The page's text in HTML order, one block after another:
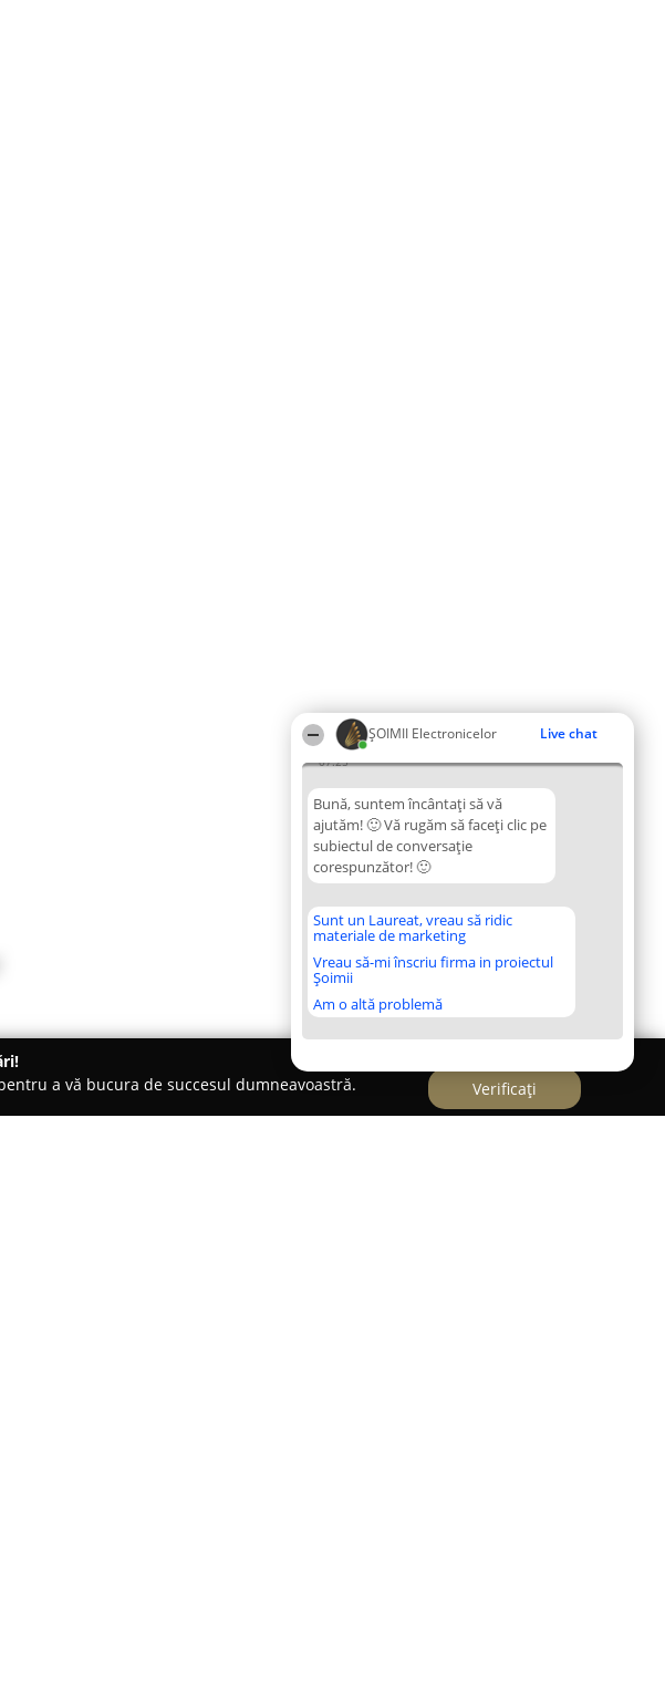
ȘOIMII Electronicelor Live chat
07:25
Bună, suntem încântați să vă
ajutăm! 🙂 Vă rugăm să faceți clic pe
subiectul de conversație
corespunzător! 🙂
Sunt un Laureat, vreau să ridic
materiale de marketing
Vreau să-mi înscriu firma in proiectul
Șoimii
Am o altă problemă
a vă bucura de succesul dumneavoastră.
Verificați